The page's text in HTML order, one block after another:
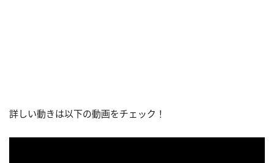
詳しい動きは以下の動画をチェック！